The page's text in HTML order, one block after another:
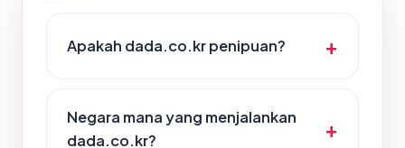
Apakah dada.co.kr penipuan?
Negara mana yang menjalankan
dada.co.kr?